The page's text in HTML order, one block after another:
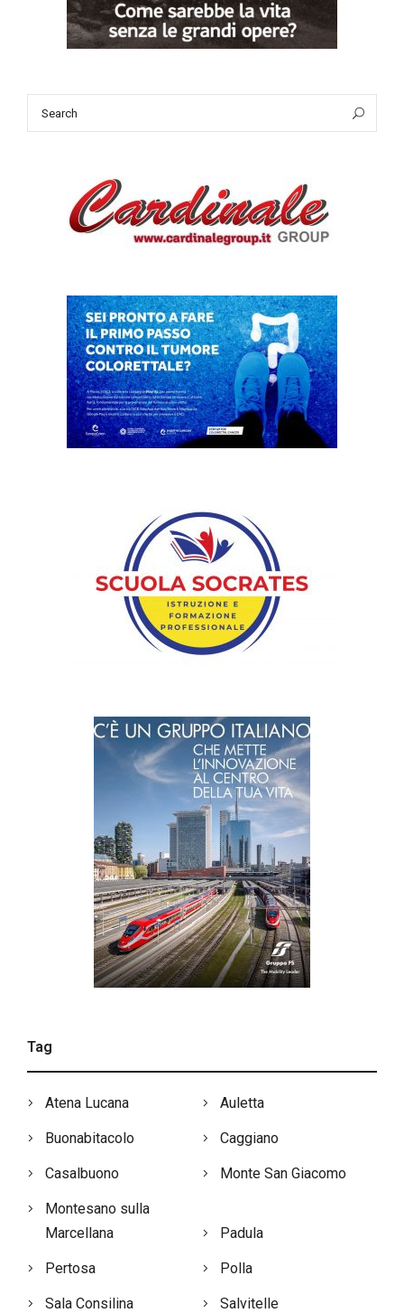
Tag
Atena Lucana Auletta
Buonabitacolo Caggiano
Casalbuono Monte San Giacomo
Montesano sulla
Marcellana
Padula
Pertosa Polla
Sala Consilina Salvitelle